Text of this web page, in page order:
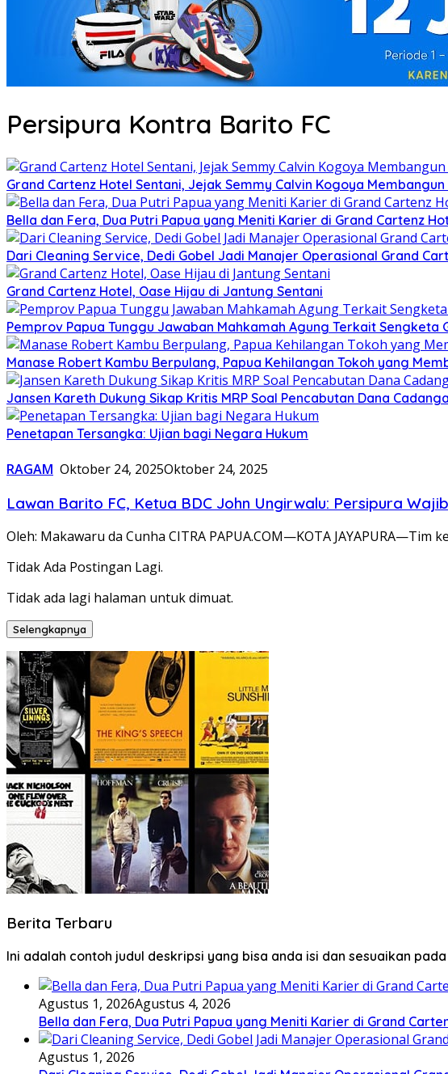
Persipura Kontra Barito FC
Grand Cartenz Hotel Sentani, Jejak Semmy Calvin Kogoya Membangun
Bella dan Fera, Dua Putri Papua yang Meniti Karier di Grand Cartenz
Dari Cleaning Service, Dedi Gobel Jadi Manajer Operasional Grand
Grand Cartenz Hotel, Oase Hijau di Jantung Sentani
Pemprov Papua Tunggu Jawaban Mahkamah Agung Terkait Sengketa
Manase Robert Kambu Berpulang, Papua Kehilangan Tokoh yang
Jansen Kareth Dukung Sikap Kritis MRP Soal Pencabutan Dana
Penetapan Tersangka: Ujian bagi Negara Hukum
RAGAM Oktober 24, 2025Oktober 24, 2025
Lawan Barito FC, Ketua BDC John Ungirwalu: Persipura
Oleh: Makawaru da Cunha CITRA PAPUA.COM—KOTA
Tidak Ada Postingan Lagi.
Tidak ada lagi halaman untuk dimuat.
Selengkapnya
Berita Terbaru
Ini adalah contoh judul deskripsi yang bisa anda isi dan sesuaikan
Agustus 1, 2026Agustus 4, 2026
Bella dan Fera, Dua Putri Papua yang Meniti Karier di Grand
Agustus 1, 2026